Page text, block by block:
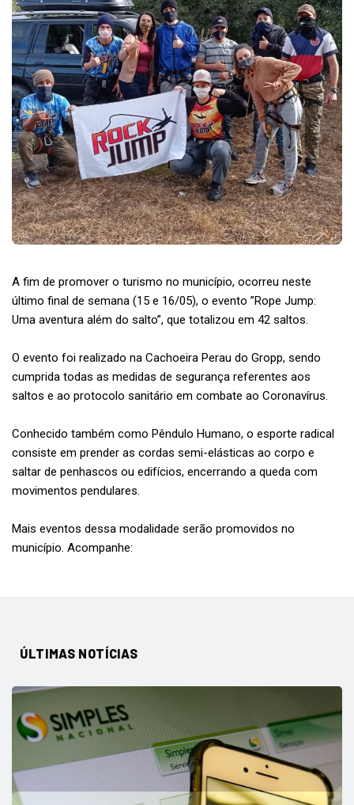
A fim de promover o turismo no município, ocorreu neste
último final de semana (15 e 16/05), o evento ”Rope Jump:
Uma aventura além do salto”, que totalizou em 42 saltos.
O evento foi realizado na Cachoeira Perau do Gropp, sendo
cumprida todas as medidas de segurança referentes aos
saltos e ao protocolo sanitário em combate ao Coronavírus.
Conhecido também como Pêndulo Humano, o esporte radical
consiste em prender as cordas semi-elásticas ao corpo e
saltar de penhascos ou edifícios, encerrando a queda com
movimentos pendulares.
Mais eventos dessa modalidade serão promovidos no
município. Acompanhe:
ÚLTIMAS NOTÍCIAS